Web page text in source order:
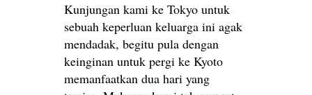
Kunjungan kami ke Tokyo untuk
sebuah keperluan keluarga ini agak
mendadak, begitu pula dengan
keinginan untuk pergi ke Kyoto
memanfaatkan dua hari yang